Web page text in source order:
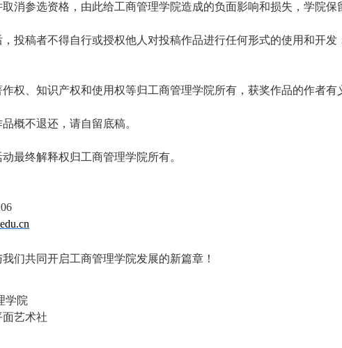
消参选资格，由此给工商管理学院造成的负面影响和损失，学院保
，投稿者不得自行或授权他人对投稿作品进行任何形式的使用和开
作权、知识产权和使用权等归工商管理学院所有，获奖作品的作者
品概不退还，请自留底稿。
动最终解释权归工商管理学院所有。
们共同开启工商管理学院发展的新篇章 ！
学院
艺术社